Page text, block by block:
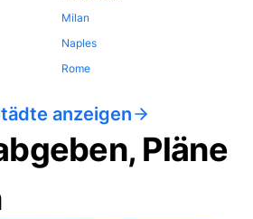
Milan
Naples
Rome
anzeigen
Pläne